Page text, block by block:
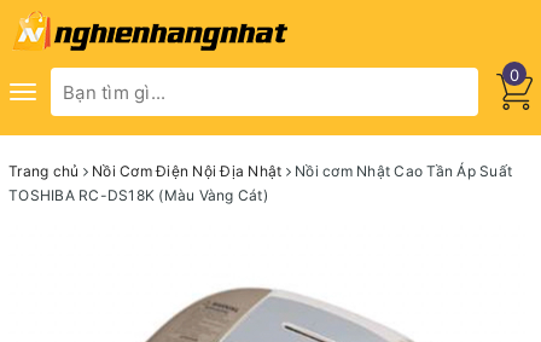
Toggle
0
Trang chủ Nồi Cơm Điện Nội Địa Nhật
Nồi cơm Nhật Cao Tần Áp Suất
TOSHIBA RC-DS18K (Màu Vàng Cát)